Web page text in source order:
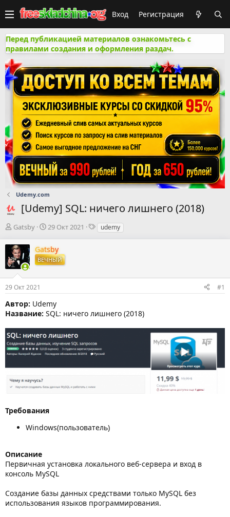
Вход Регистрация
Перед публикацией материалов ознакомьтесь с
правилами создания и оформления раздач.
Udemy.com
[Udemy] SQL: ничего лишнего (2018)
А
т
о
р
м
ы
Gatsby
Д
т
а
н
а
л
а
29 Окт 2021
Тudemy
Gatsby
ВЕЧНЫЙ
29 Окт 2021 #1
Автор: Udemy
Название: SQL: ничего лишнего (2018)
Требования
Windows(пользователь)
Описание
Первичная установка локального веб-сервера и вход в
консоль MySQL
Создание базы данных средствами только MySQL без
использования языков программирования.